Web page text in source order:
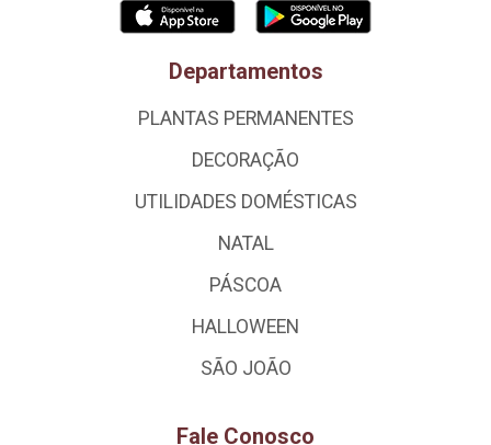
Departamentos
PLANTAS PERMANENTES
DECORAÇÃO
UTILIDADES DOMÉSTICAS
NATAL
PÁSCOA
HALLOWEEN
SÃO JOÃO
Fale Conosco